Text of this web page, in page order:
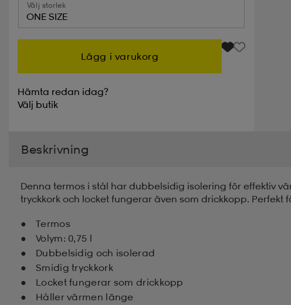
Välj storlek
ONE SIZE
Lägg i varukorg
Hämta redan idag?
Välj butik
Beskrivning
Denna termos i stål har dubbelsidig isolering för effektiv
tryckkork och locket fungerar även som drickkopp. Perfekt
Termos
Volym: 0,75 l
Dubbelsidig och isolerad
Smidig tryckkork
Locket fungerar som drickkopp
Håller värmen länge